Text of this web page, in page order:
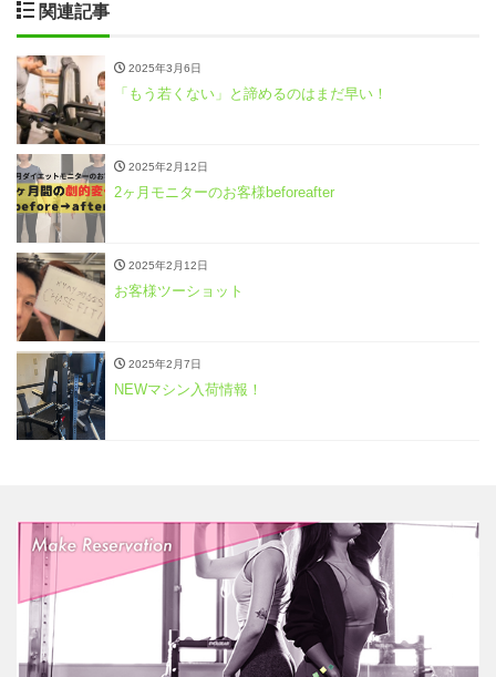
関連記事
2025年3月6日
「もう若くない」と諦めるのはまだ早い！
2025年2月12日
2ヶ月モニターのお客様beforeafter
2025年2月12日
お客様ツーショット
2025年2月7日
NEWマシン入荷情報！